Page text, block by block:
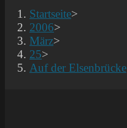
Startseite>
2006>
März>
25>
Auf der Elsenbrücke